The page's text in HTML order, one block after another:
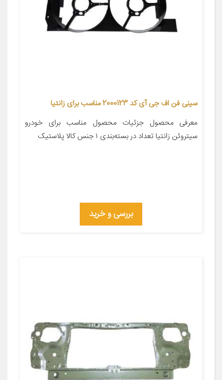
سینی فن اف جی آی کد 2000123 مناسب برای زانتیا
معرفی محصول جزئیات محصول مناسب برای خودرو
سیتروئن زانتیا تعداد در بسته‌بندی ۱ جنس کالا پلاستیک
بررسی و خرید